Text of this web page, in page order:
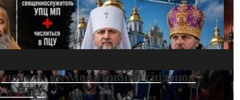
як Молитовний сніданок
в ПЦУ